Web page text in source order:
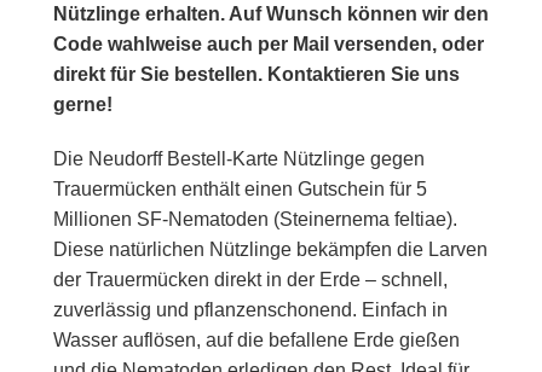
Nützlinge erhalten. Auf Wunsch können wir den
Code wahlweise auch per Mail versenden, oder
direkt für Sie bestellen. Kontaktieren Sie uns
gerne!
Die Neudorff Bestell-Karte Nützlinge gegen
Trauermücken enthält einen Gutschein für 5
Millionen SF-Nematoden (Steinernema feltiae).
Diese natürlichen Nützlinge bekämpfen die Larven
der Trauermücken direkt in der Erde – schnell,
zuverlässig und pflanzenschonend. Einfach in
Wasser auflösen, auf die befallene Erde gießen